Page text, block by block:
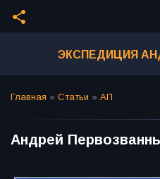
share
ЭКСПЕДИЦИЯ
Главная » Статьи » АП
Андрей